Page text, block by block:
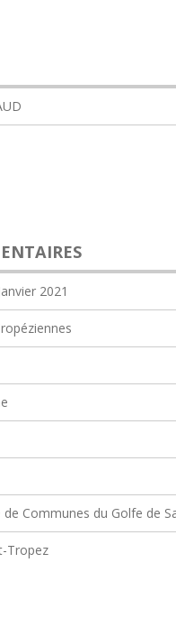
2021
Communes du Golfe de
Tropez